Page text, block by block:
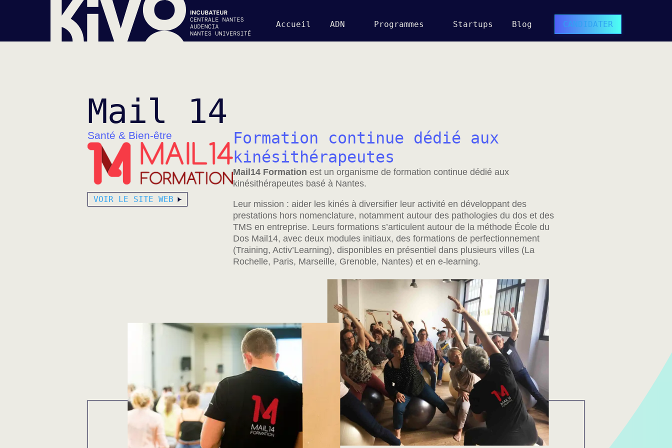
Accueil ADN Programmes Startups Blog CANDIDATER
Mail 14
Santé & Bien-être
VOIR LE SITE WEB
Formation continue dédié aux
kinésithérapeutes
Mail14 Formation est un organisme de formation continue dédié aux
kinésithérapeutes basé à Nantes.
Leur mission : aider les kinés à diversifier leur activité en développant des
prestations hors nomenclature, notamment autour des pathologies du dos et des
TMS en entreprise. Leurs formations s’articulent autour de la méthode École du
Dos Mail14, avec deux modules initiaux, des formations de perfectionnement
(Training, Activ’Learning), disponibles en présentiel dans plusieurs villes (La
Rochelle, Paris, Marseille, Grenoble, Nantes) et en e-learning.